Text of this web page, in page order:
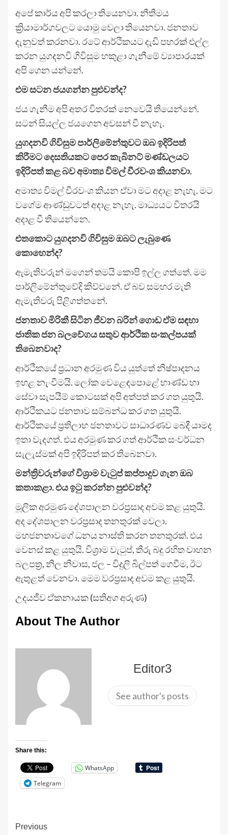
අපේ කාර්ය අපි කරලා තියෙනවා. නීතිමය
ක්‍රියාමාර්ගවලට යොමු වෙලා තියෙනවා. ජනතාව
දැනුවත් කරනවා. රටේ ආර්ථිකයට දැඩි පහරක් එල්ල
කරන යුගදනවි ගිවිසුම හකුළා ගැනීමේ ව්‍යාපාරයක්
අපි ගෙන යන්නේ.
එම සටන ජයගන්න පුළුවන්ද?
ජය ගැනීම අපි අතර විතරක් නෙවෙයි තියෙන්නේ.
සටන් සියල්ල ජයගෙන අවසන් වී නැහැ.
යුගදනවි ගිවිසුම පාර්ලිමේන්තුවට ඔබ ඉදිරිපත්
කිරීමට දෙසතියකට පෙර කැබිනට් මණ්ඩලයට
ඉදිරිපත් කළ බව අමාත්‍ය විමල් වීරවංශ කියනවා.
අමාත්‍ය විමල් වීරවංශ කියන ඒවා මට අදාළ නැහැ. මට
වගේම ආණ්ඩුවටත් අදාළ නැහැ. මාධ්‍යයට විතරයි
අදාළ වී තියෙන්නෙ.
එතකොට යුගදනවි ගිවිසුම ඔබට ලැබුණෙ
කොහෙන්ද?
ඇමැතිවරුන් මගෙන් තමයි කොපි ඉල්ල ගත්තේ. මම
පාර්ලිමේන්තුවේදි කිව්වනේ. ඒ බව සමහර මැති
ඇමැතිවරු පිළිගත්තනේ.
ජනතාව මිරිකී සිටින ජීවන බරින් ගොඩ ඒම සඳහා
ජාතික ජන බලවේගය සතුව ආර්ථික සංකල්පයක්
තිබෙනවාද?
ආර්ථිකයේ ප්‍රධාන අරමුණ විය යුත්තේ නිෂ්පාදනය
ඉහළ නැංවීමයි. ලෝක වෙළෙඳපොළේ භාණ්ඩ හා
සේවා සැපයීම් කොටසක් අපි අත්පත් කර ගත යුතුයි.
ආර්ථිකයට ජනතාව සම්බන්ධ කර ගත යුතුයි.
ආර්ථිකයේ ප්‍රතිලාභ ජනතාවට සාධාරණව බෙදී යාමද
ඉතා වැදගත්. එය අරමුණ කර ගත් ආර්ථික සංවර්ධන
සැලැස්මක් අපි ඉදිරිපත් කර තිබෙනවා.
මන්ත්‍රිවරුන්ගේ විශ්‍රාම වැටුප් කප්පාදුව ගැන ඔබ
කතාකළා. එය ඉටු කරන්න පුළුවන්ද?
මූලික අරමුණ දේශපාලන වරප්‍රසාද අවම කළ යුතුයි.
අද දේශපාලන වරප්‍රසාද තනතුරක් වෙලා.
මහජනතාවගේ ධනය නාස්ති කරන තනතුරක්. එය
වෙනස් කළ යුතුයි. විශ්‍රාම වැටුප්, තීරු බදු රහිත වාහන
බලපත්‍ර, නිල නිවාස, ජල – විදුලි බිල්පත් ගෙවීම, ඊට
ඇතුළත් වෙනවා. මෙම වරප්‍රසාද අවම කළ යුතුයි.
උදයජීව ඒකනායක (සතිඅග අරුණ)
About The Author
Editor3
See author's posts
Share this:
WhatsApp
Telegram
Continue
Previous